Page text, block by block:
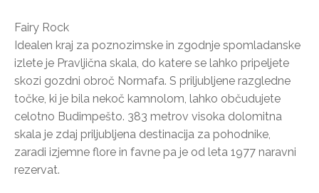
Fairy Rock
Idealen kraj za poznozimske in zgodnje spomladanske
izlete je Pravljična skala, do katere se lahko pripeljete
skozi gozdni obroč Normafa. S priljubljene razgledne
točke, ki je bila nekoč kamnolom, lahko občudujete
celotno Budimpešto. 383 metrov visoka dolomitna
skala je zdaj priljubljena destinacija za pohodnike,
zaradi izjemne flore in favne pa je od leta 1977 naravni
rezervat.